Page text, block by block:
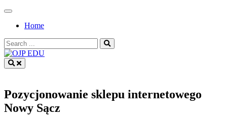
Skip
contentHome
Search
for:
Pozycjonowanie sklepu internetowego
Nowy Sącz